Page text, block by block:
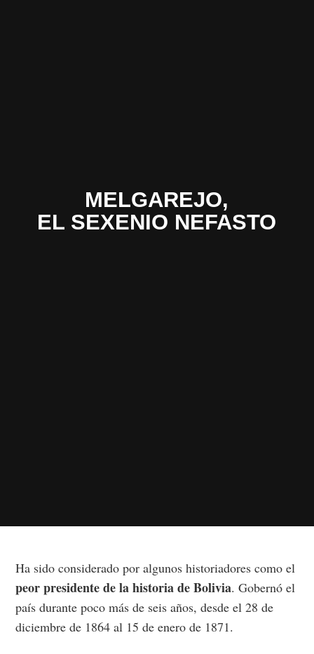
MELGAREJO,
EL SEXENIO NEFASTO
Ha sido considerado por algunos historiadores como el
peor presidente de la historia de Bolivia. Gobernó el
país durante poco más de seis años, desde el 28 de
diciembre de 1864 al 15 de enero de 1871.